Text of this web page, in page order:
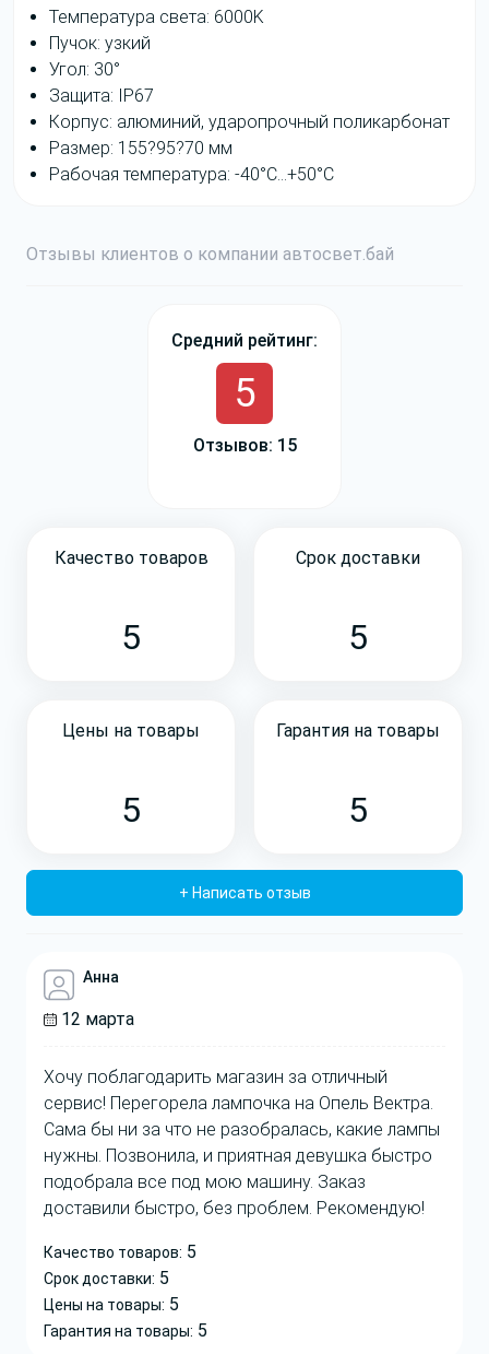
Температура света: 6000K
Пучок: узкий
Угол: 30°
Защита: IP67
Корпус: алюминий, ударопрочный поликарбонат
Размер: 155?95?70 мм
Рабочая температура: -40°C…+50°C
Отзывы клиентов о компании автосвет.бай
Средний рейтинг:
5
Отзывов: 15
+ Написать отзыв
Качество товаров
5
Срок доставки
5
Цены на товары
5
Гарантия на товары
5
Анна
12 марта
Хочу поблагодарить магазин за отличный
сервис! Перегорела лампочка на Опель Вектра.
Сама бы ни за что не разобралась, какие лампы
нужны. Позвонила, и приятная девушка быстро
подобрала все под мою машину. Заказ
доставили быстро, без проблем. Рекомендую!
Качество товаров: 5
Срок доставки: 5
Цены на товары: 5
Гарантия на товары: 5